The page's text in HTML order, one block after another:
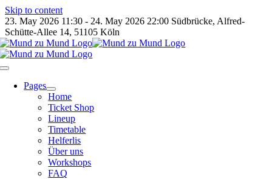
Skip to content
23. May 2026 11:30 - 24. May 2026 22:00 Südbrücke, Alfred-
Schütte-Allee 14, 51105 Köln
Pages
Home
Ticket Shop
Lineup
Timetable
Helferlis
Über uns
Workshops
FAQ